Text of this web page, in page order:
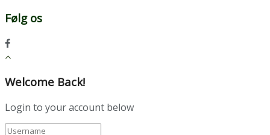
Følg os
Welcome Back!
Login to your account below